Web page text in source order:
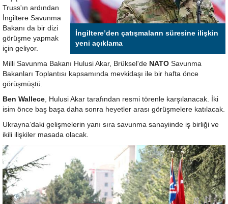
İngiltere’den çatışmaların süresine ilişkin
yeni açıklama
Truss'ın ardından
İngiltere Savunma
Bakanı da bir dizi
görüşme yapmak
için geliyor.
Milli Savunma Bakanı Hulusi Akar, Brüksel'de NATO Savunma
Bakanları Toplantısı kapsamında mevkidaşı ile bir hafta önce
görüşmüştü.
Ben Wallece, Hulusi Akar tarafından resmi törenle karşılanacak. İki
isim önce baş başa daha sonra heyetler arası görüşmelere katılacak.
Ukrayna’daki gelişmelerin yanı sıra savunma sanayiinde iş birliği ve
ikili ilişkiler masada olacak.